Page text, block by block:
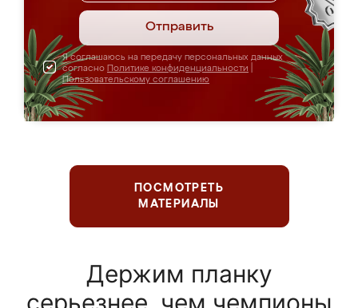
Отправить
Я соглашаюсь на передачу персональных данных
согласно Политике конфиденциальности
Пользовательскому соглашению
ПОСМОТРЕТЬ
МАТЕРИАЛЫ
Держим планку